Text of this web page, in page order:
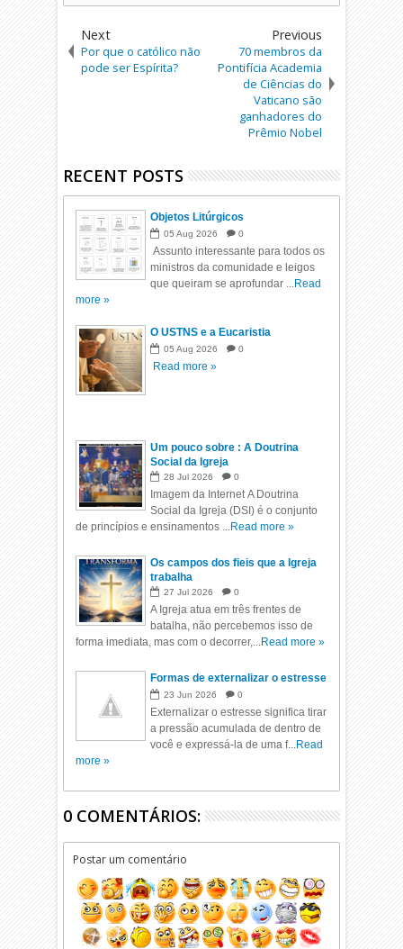
Next
Por que o católico não
pode ser Espírita?
Previous
70 membros da
Pontifícia Academia
de Ciências do
Vaticano são
ganhadores do
Prêmio Nobel
RECENT POSTS
Objetos Litúrgicos
05 Aug 2026 0
Assunto interessante para todos os
ministros da comunidade e leigos
que queiram se aprofundar ...Read
more »
O USTNS e a Eucaristia
05 Aug 2026 0
Read more »
Um pouco sobre : A Doutrina
Social da Igreja
28 Jul 2026 0
Imagem da Internet A Doutrina
Social da Igreja (DSI) é o conjunto
de princípios e ensinamentos ...Read more »
Os campos dos fieis que a Igreja
trabalha
27 Jul 2026 0
A Igreja atua em três frentes de
batalha, não percebemos isso de
forma imediata, mas com o decorrer,...Read more »
Formas de externalizar o estresse
23 Jun 2026 0
Externalizar o estresse significa tirar
a pressão acumulada de dentro de
você e expressá-la de uma f...Read
more »
0 COMENTÁRIOS:
Postar um comentário